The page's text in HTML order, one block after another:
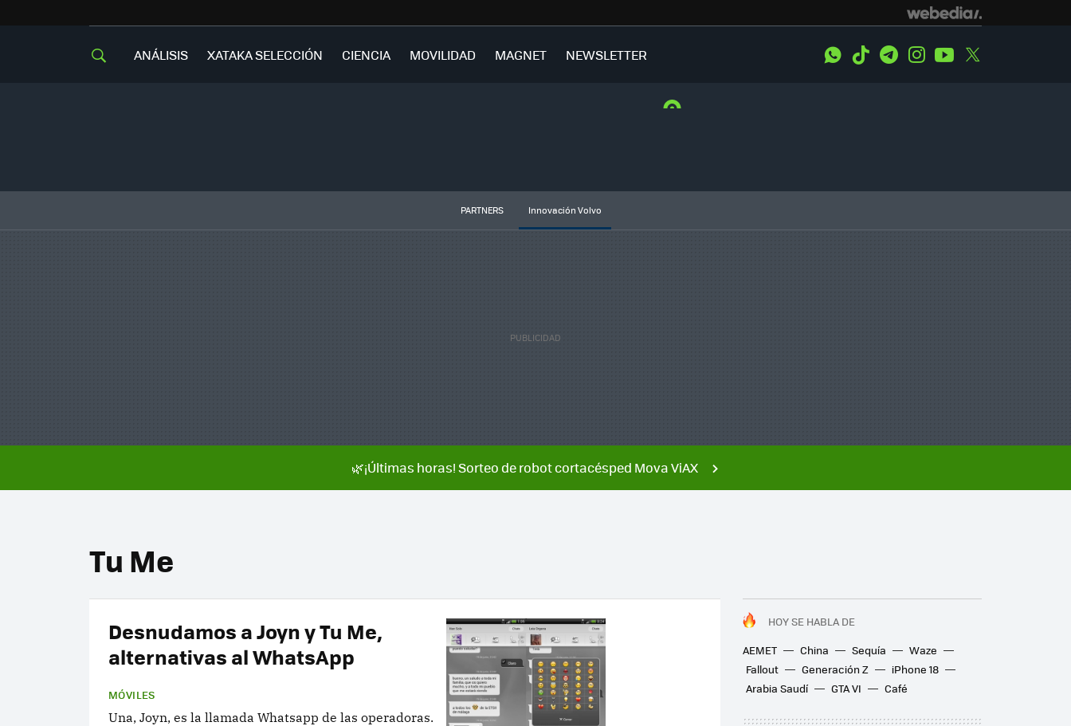
ANÁLISIS XATAKA SELECCIÓN CIENCIA MOVILIDAD MAGNET NEWSLETTER WhatsApp
Tiktok TelegramInstagramYoutube
PARTNERS Innovación Volvo
🌿¡Últimas horas! Sorteo de robot cortacésped Mova ViAX
Tu Me
HOY SE HABLA DE
AEMET
China Sequía
Waze
Fallout
Generación Z
iPhone 18
Arabia Saudí
GTA VI Café
Desnudamos a Joyn y Tu Me,
alternativas al WhatsApp
MÓVILES
Una, Joyn, es la llamada Whatsapp de las operadoras.